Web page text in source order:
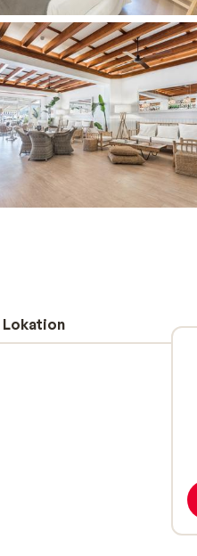
Lokation